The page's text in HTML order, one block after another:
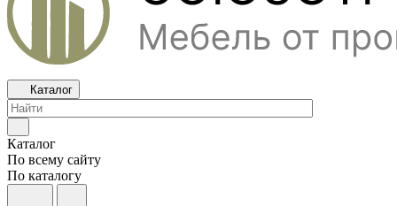
Каталог
Каталог
По всему сайту
По каталогу